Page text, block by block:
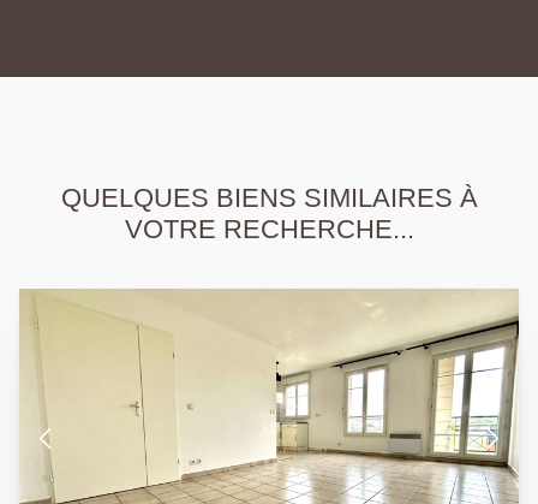
QUELQUES BIENS SIMILAIRES À
VOTRE RECHERCHE...